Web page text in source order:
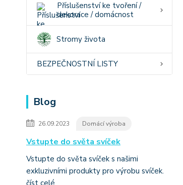
Příslušenství ke tvoření /
dekorace / domácnost
Stromy života
BEZPEČNOSTNÍ LISTY
Blog
26.09.2023 Domácí výroba
Vstupte do světa svíček
Vstupte do světa svíček s našimi
exkluzivními produkty pro výrobu svíček.
číst celé